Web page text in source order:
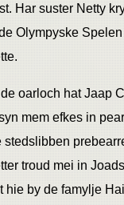
Har suster Netty
Olympyske
oarloch hat Jaap
mem efkes in
stedslibben
troud mei in
hie by de famylje